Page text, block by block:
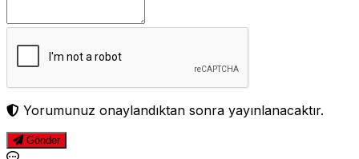
Yorumunuz onaylandıktan sonra yayınlanacaktır.
Gönder